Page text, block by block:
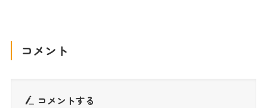
コメント
コメントする